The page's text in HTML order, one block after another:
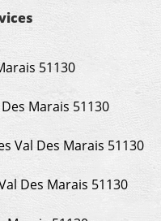
51130
Marais 51130
Val Des Marais 51130
Des Marais 51130